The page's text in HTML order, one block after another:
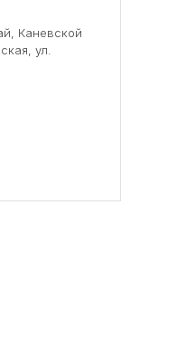
Каневской
ул.